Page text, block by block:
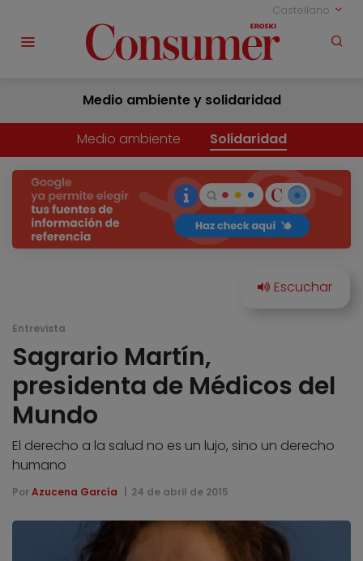
Castellano
Medio ambiente y solidaridad
Medio ambiente Solidaridad
Entrevista
Sagrario Martín,
presidenta de Médicos del
Mundo
El derecho a la salud no es un lujo, sino un derecho
humano
Por Azucena García 24 de abril de 2015